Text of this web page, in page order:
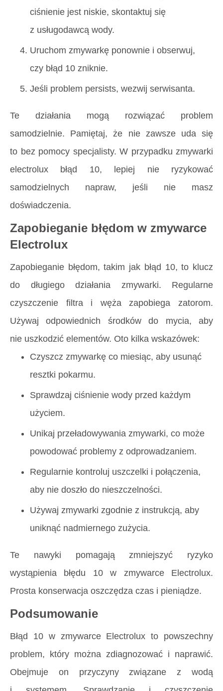
ciśnienie jest niskie, skontaktuj się
z usługodawcą wody.
Uruchom zmywarkę ponownie i obserwuj,
czy błąd 10 zniknie.
Jeśli problem persists, wezwij serwisanta.
Te działania mogą rozwiązać problem
samodzielnie. Pamiętaj, że nie zawsze uda się
to bez pomocy specjalisty. W przypadku zmywarki
electrolux błąd 10, lepiej nie ryzykować
samodzielnych napraw, jeśli nie masz
doświadczenia.
Zapobieganie błędom w zmywarce
Electrolux
Zapobieganie błędom, takim jak błąd 10, to klucz
do długiego działania zmywarki. Regularne
czyszczenie filtra i węża zapobiega zatorom.
Używaj odpowiednich środków do mycia, aby
nie uszkodzić elementów. Oto kilka wskazówek:
Czyszcz zmywarkę co miesiąc, aby usunąć
resztki pokarmu.
Sprawdzaj ciśnienie wody przed każdym
użyciem.
Unikaj przeładowywania zmywarki, co może
powodować problemy z odprowadzaniem.
Regularnie kontroluj uszczelki i połączenia,
aby nie doszło do nieszczelności.
Używaj zmywarki zgodnie z instrukcją, aby
uniknąć nadmiernego zużycia.
Te nawyki pomagają zmniejszyć ryzyko
wystąpienia błędu 10 w zmywarce Electrolux.
Prosta konserwacja oszczędza czas i pieniądze.
Podsumowanie
Błąd 10 w zmywarce Electrolux to powszechny
problem, który można zdiagnozować i naprawić.
Obejmuje on przyczyny związane z wodą